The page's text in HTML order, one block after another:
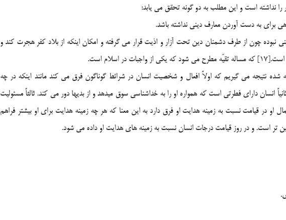
نداشته است و اين مطلب به دو گونه تحقق مي يابد:
براي به دست آوردن معارف ديني نداشته باشد.
نبوده چون از طرف دشمنان دين تحت آزار و اذيت قرار مي گرفته و امكان اينكه از بلاد كفر هجرت كند و
در اسلام است.
نتيجه مي گيريم كه اولاً افعال و شخصيت انسان در شرائط گوناگون فرق مي كند مانند اينكه در چه
انسان داراي فطرتي است كه همواره او را به خداشناسي سوق ميدهد و از بديها دور مي كند. ثالثاً مسئوليت
او در قيامت نسبت به زمينه هدايت او فرق دارد به اين معنا كه هر چه زمينه هدايت براي او بيشتر فراهم
تر است. و در روز قيامت درجات انسان نسبت به زمينه هاي هدايت او داده مي شود.